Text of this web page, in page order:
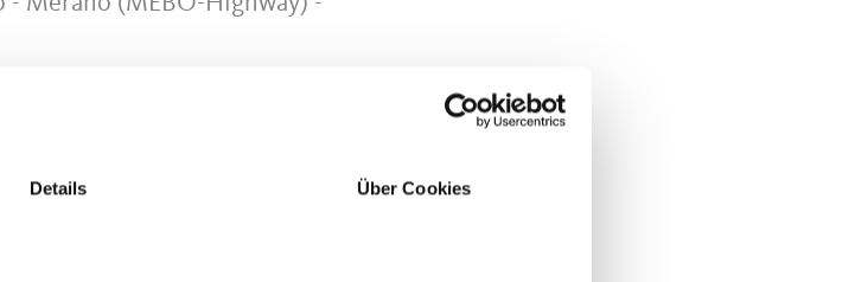
Details Über Cookies
to the public: